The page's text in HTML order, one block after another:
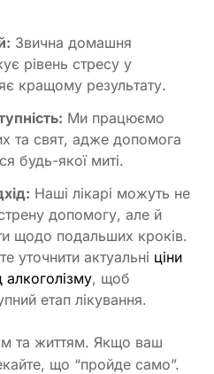
Звична домашня
рівень стресу у
кращому результату.
Ми працюємо
та свят, адже допомога
будь-якої миті.
Наші лікарі можуть не
допомогу, але й
щодо подальших кроків.
уточнити актуальні ціни
алкоголізму, щоб
етап лікування.
та життям. Якщо ваш
що “пройде само”.